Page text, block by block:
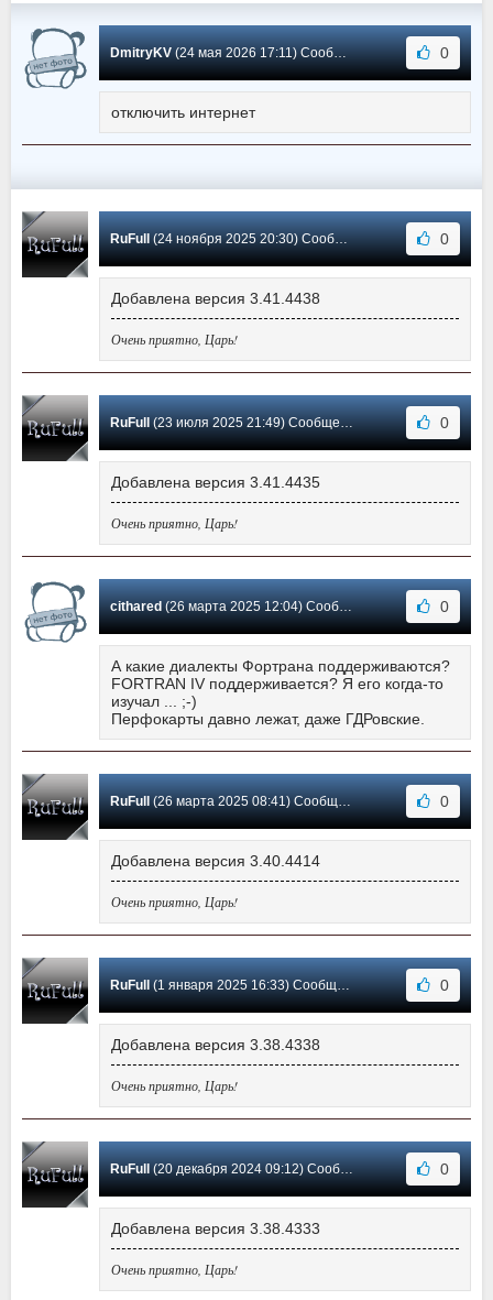
DmitryKV(24 мая 2026 17:11) Сообщение #24 0
отключить интернет
RuFull(24 ноября 2025 20:30) Сообщение #23 0
Добавлена версия 3.41.4438
Очень приятно, Царь!
RuFull(23 июля 2025 21:49) Сообщение #22 0
Добавлена версия 3.41.4435
Очень приятно, Царь!
cithared(26 марта 2025 12:04) Сообщение #21 0
А какие диалекты Фортрана поддерживаются?
FORTRAN IV поддерживается? Я его когда-то
изучал ... ;-)
Перфокарты давно лежат, даже ГДРовские.
RuFull(26 марта 2025 08:41) Сообщение #20 0
Добавлена версия 3.40.4414
Очень приятно, Царь!
RuFull(1 января 2025 16:33) Сообщение #19 0
Добавлена версия 3.38.4338
Очень приятно, Царь!
RuFull(20 декабря 2024 09:12) Сообщение #18 0
Добавлена версия 3.38.4333
Очень приятно, Царь!